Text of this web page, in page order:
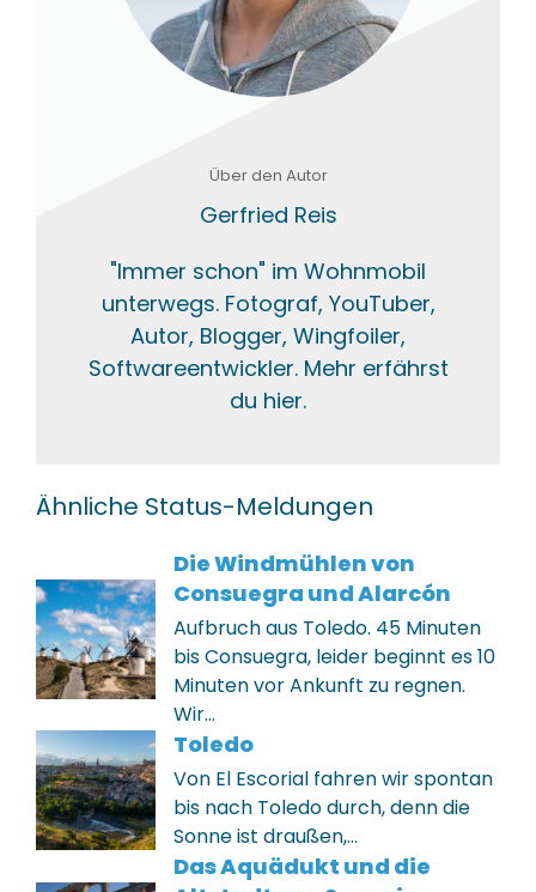
Über den Autor
Gerfried Reis
"Immer schon" im Wohnmobil
unterwegs. Fotograf, YouTuber,
Autor, Blogger, Wingfoiler,
Softwareentwickler. Mehr erfährst
du hier.
Ähnliche Status-Meldungen
Die Windmühlen von
Consuegra und Alarcón
Aufbruch aus Toledo. 45 Minuten
bis Consuegra, leider beginnt es 10
Minuten vor Ankunft zu regnen.
Wir…
Toledo
Von El Escorial fahren wir spontan
bis nach Toledo durch, denn die
Sonne ist draußen,…
Das Aquädukt und die